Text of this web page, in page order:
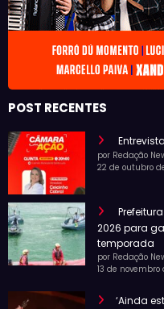
POST RECENTES
por Redação
22 de outubro
2026 para
temporada
por Redação
13 de novembro
‘Ainda